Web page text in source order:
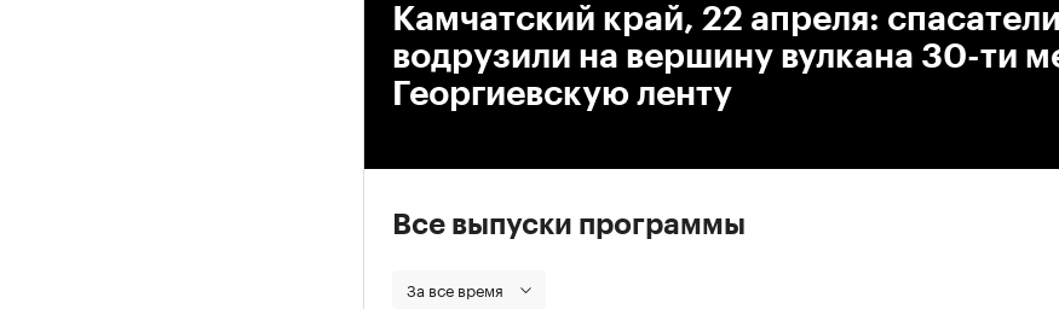
Камчатский край, 22 апреля: спасатели
водрузили на вершину вулкана 30-ти
Георгиевскую ленту
Все выпуски программы
За все время